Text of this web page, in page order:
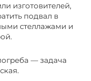
изготовителей,
подвал в
стеллажами и
— задача